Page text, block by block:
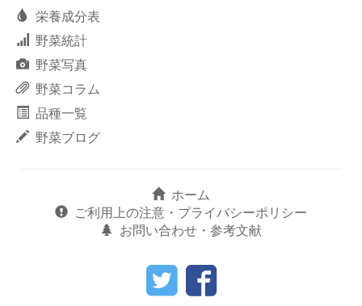
栄養成分表
野菜統計
野菜写真
野菜コラム
品種一覧
野菜ブログ
ホーム
ご利用上の注意・プライバシーポリシー
お問い合わせ・参考文献